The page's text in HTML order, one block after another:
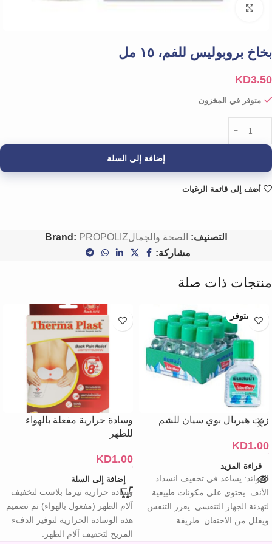
بخاخ بروبوليس للفم، ١٥ مل
KD3.50
متوفر في المخزون
إضافة إلى السلة
أضف إلى قائمة الرغبات
التصنيف: الصحة والجمال Brand: PROPOLIZ
مشاركة:
منتجات ذات صلة
غير متوفر
زيت هيربال بوي سيان للشم
KD1.00
قراءة المزيد
الفوائد: يساعد في تخفيف انسداد
الأنف. يحتوي على مكونات طبيعية
لتهدئة الجهاز التنفسي. يعزز التنفس
ويقلل من الاحتقان. طريقة
وسادة حرارية مفعلة بالهواء
للظهر
KD1.00
إضافة إلى السلة
وسادة حرارية تيرما بلاست لتخفيف
آلام الظهر (مفعول بالهواء) تم تصميم
هذه الوسادة الحرارية لتوفير الدفء
المريح لتخفيف آلام الظهر.